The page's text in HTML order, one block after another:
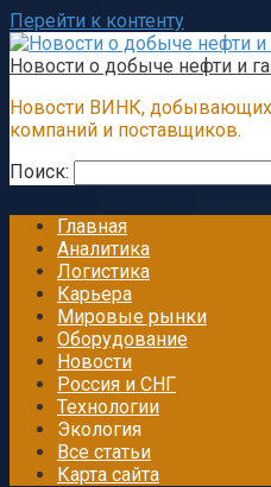
Перейти к контенту
Новости о добыче нефти и
Новости ВИНК,
компаний и поставщиков.
Поиск:
Главная
Аналитика
Логистика
Карьера
Мировые рынки
Оборудование
Новости
Россия и СНГ
Технологии
Экология
Все статьи
Карта сайта